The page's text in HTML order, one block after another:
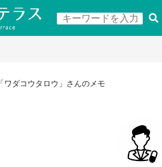
「ワダコウタロウ」さんのメモ